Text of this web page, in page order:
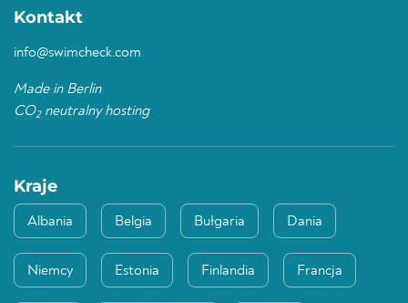
Kontakt
info@swimcheck.com
Made in Berlin
CO2neutralny hosting
Kraje
Albania Belgia Bułgaria Dania
Niemcy Estonia Finlandia Francja